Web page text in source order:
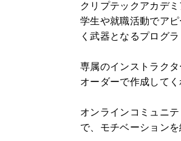
クリプテックアカデ
学生や就職活動でア
く武器となるプログ
専属のインストラク
オーダーで作成して
オンラインコミュニ
で、モチベーション